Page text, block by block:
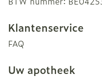
Klantenservice
FAQ
Uw apotheek